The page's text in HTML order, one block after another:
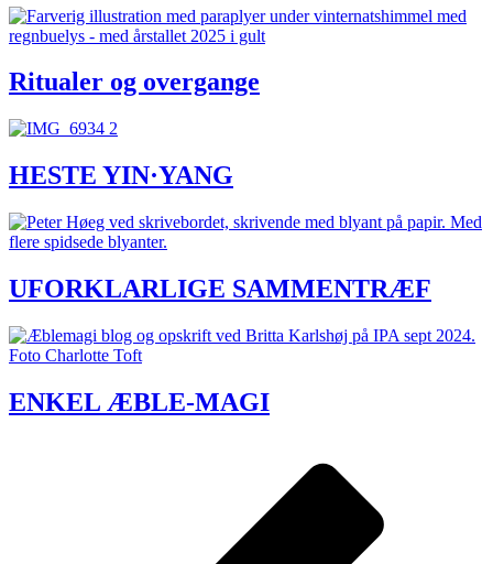
Ritualer og overgange
HESTE YIN·YANG
UFORKLARLIGE SAMMENTRÆF
ENKEL ÆBLE-MAGI